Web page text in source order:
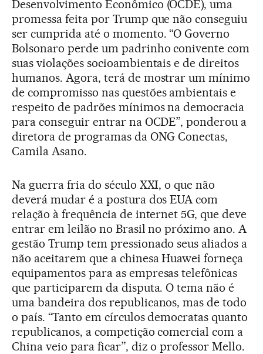
Desenvolvimento Econômico (OCDE), uma
promessa feita por Trump que não conseguiu
ser cumprida até o momento. “O Governo
Bolsonaro perde um padrinho conivente com
suas violações socioambientais e de direitos
humanos. Agora, terá de mostrar um mínimo
de compromisso nas questões ambientais e
respeito de padrões mínimos na democracia
para conseguir entrar na OCDE”, ponderou a
diretora de programas da ONG Conectas,
Camila Asano.
Na guerra fria do século XXI, o que não
deverá mudar é a postura dos EUA com
relação à frequência de internet 5G, que deve
entrar em leilão no Brasil no próximo ano. A
gestão Trump tem pressionado seus aliados a
não aceitarem que a chinesa Huawei forneça
equipamentos para as empresas telefônicas
que participarem da disputa. O tema não é
uma bandeira dos republicanos, mas de todo
o país. “Tanto em círculos democratas quanto
republicanos, a competição comercial com a
China veio para ficar”, diz o professor Mello.